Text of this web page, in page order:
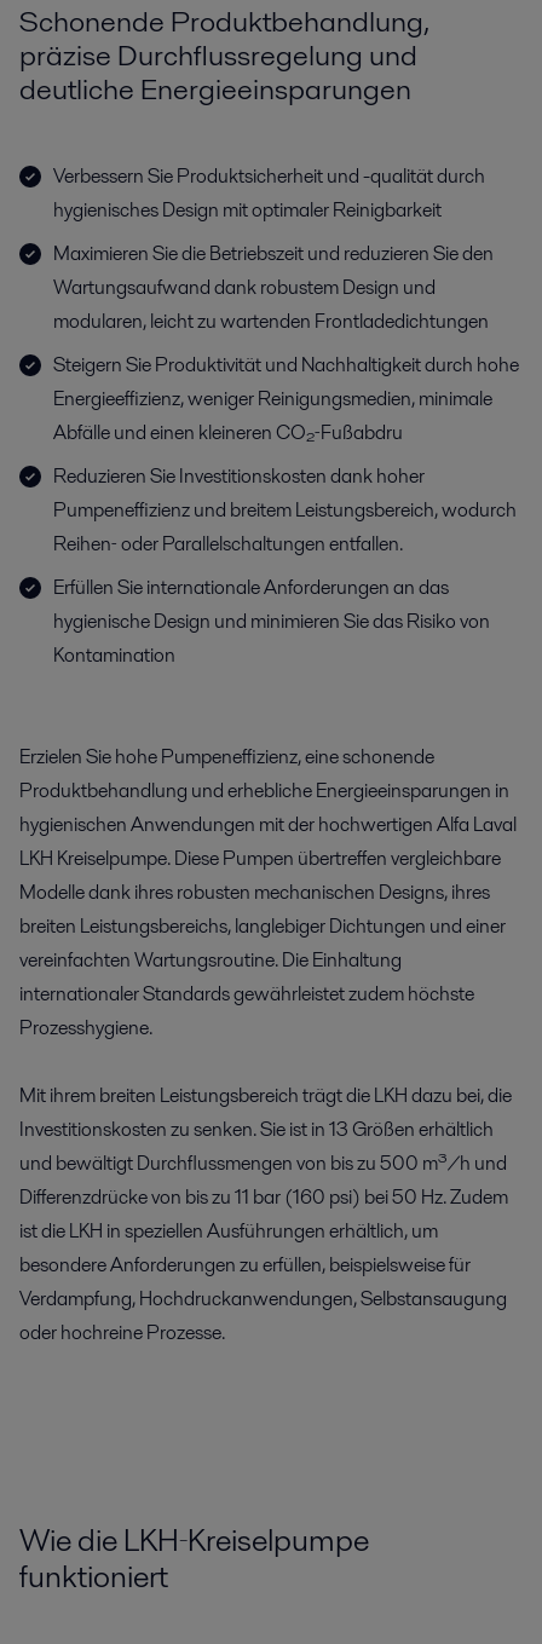
Schonende Produktbehandlung,
präzise Durchflussregelung und
deutliche Energieeinsparungen
Verbessern Sie Produktsicherheit und -qualität durch
hygienisches Design mit optimaler Reinigbarkeit
Maximieren Sie die Betriebszeit und reduzieren Sie den
Wartungsaufwand dank robustem Design und
modularen, leicht zu wartenden Frontladedichtungen
Steigern Sie Produktivität und Nachhaltigkeit durch hohe
Energieeffizienz, weniger Reinigungsmedien, minimale
Abfälle und einen kleineren CO₂‑Fußabdru
Reduzieren Sie Investitionskosten dank hoher
Pumpeneffizienz und breitem Leistungsbereich, wodurch
Reihen‑ oder Parallelschaltungen entfallen.
Erfüllen Sie internationale Anforderungen an das
hygienische Design und minimieren Sie das Risiko von
Kontamination
Erzielen Sie hohe Pumpeneffizienz, eine schonende
Produktbehandlung und erhebliche Energieeinsparungen in
hygienischen Anwendungen mit der hochwertigen Alfa Laval
LKH Kreiselpumpe. Diese Pumpen übertreffen vergleichbare
Modelle dank ihres robusten mechanischen Designs, ihres
breiten Leistungsbereichs, langlebiger Dichtungen und einer
vereinfachten Wartungsroutine. Die Einhaltung
internationaler Standards gewährleistet zudem höchste
Prozesshygiene.
Mit ihrem breiten Leistungsbereich trägt die LKH dazu bei, die
Investitionskosten zu senken. Sie ist in 13 Größen erhältlich
und bewältigt Durchflussmengen von bis zu 500 m³/h und
Differenzdrücke von bis zu 11 bar (160 psi) bei 50 Hz. Zudem
ist die LKH in speziellen Ausführungen erhältlich, um
besondere Anforderungen zu erfüllen, beispielsweise für
Verdampfung, Hochdruckanwendungen, Selbstansaugung
oder hochreine Prozesse.
Wie die LKH‑Kreiselpumpe
funktioniert